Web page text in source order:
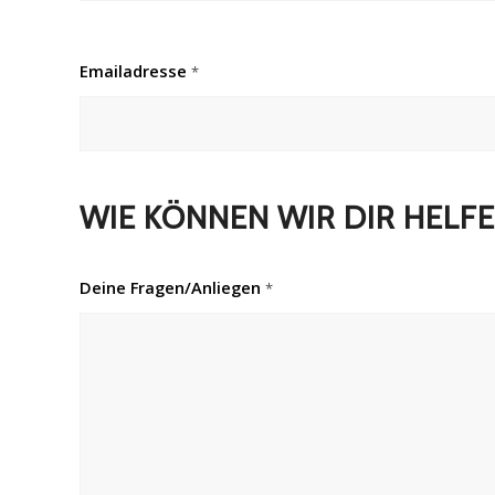
Emailadresse *
WIE KÖNNEN WIR DIR
Deine Fragen/Anliegen *